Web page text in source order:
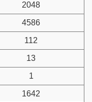
2048
4586
112
13
1
1642